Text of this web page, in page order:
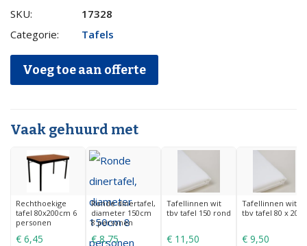
Buffettafel
80x200cm
met
linnen
en
rok
zwart
quantity
SKU:
17328
Categorie:
Tafels
Voeg toe aan offerte
Vaak gehuurd met
Rechthoekige
tafel 80x200cm 6
personen
€ 6,45
Ronde dinertafel,
diameter 150cm
8 personen
€ 8,75
Tafellinnen wit
tbv tafel 150 rond
€ 11,50
Tafellinnen wit
tbv tafel 80 x 200
€ 9,50